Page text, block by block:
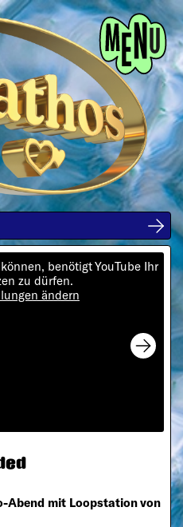
Menü
benötigt YouTube Ihr
zu dürfen.
ändern
Abend mit Loopstation von